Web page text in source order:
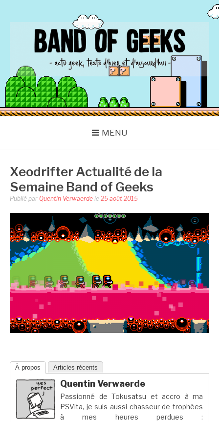
BAND OF GEEKS
Actu Geek d'hier et d'aujourd'hui
MENU
Xeodrifter Actualité de la
Semaine Band of Geeks
Publié par Quentin Verwaerde le 25 août 2015
À propos Articles récents
Quentin Verwaerde
Passionné de Tokusatsu et accro à ma
PSVita, je suis aussi chasseur de trophées
à mes heures perdues :